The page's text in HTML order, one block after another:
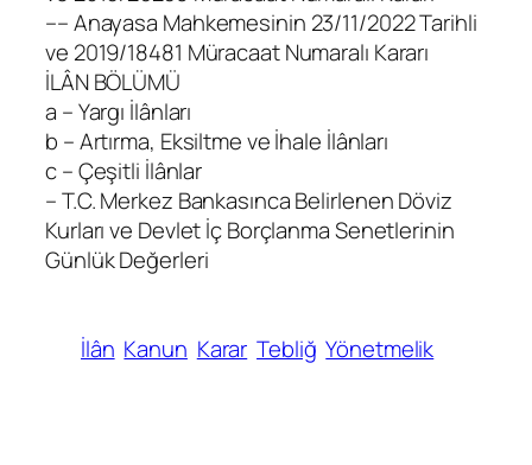
–– Anayasa Mahkemesinin 23/11/2022 Tarihli
ve 2019/18481 Müracaat Numaralı Kararı
İLÂN BÖLÜMÜ
a – Yargı İlânları
b – Artırma, Eksiltme ve İhale İlânları
c – Çeşitli İlânlar
– T.C. Merkez Bankasınca Belirlenen Döviz
Kurları ve Devlet İç Borçlanma Senetlerinin
Günlük Değerleri
İlân Kanun Karar Tebliğ Yönetmelik